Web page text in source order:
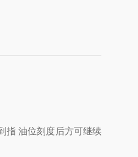
指 油位刻度后方可继续